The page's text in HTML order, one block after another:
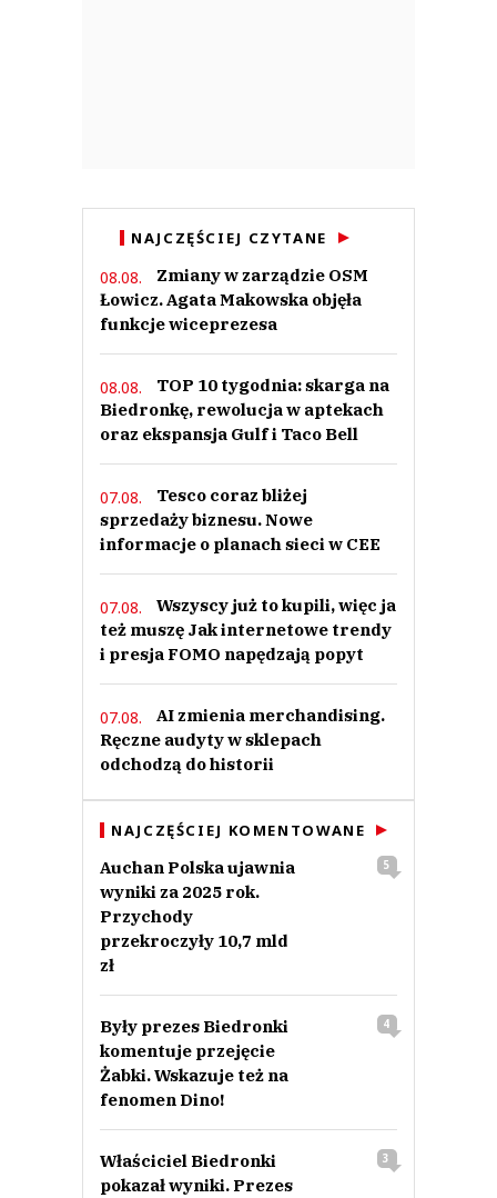
NAJCZĘŚCIEJ CZYTANE
08.08.
Zmiany w zarządzie OSM
Łowicz. Agata Makowska objęła
funkcje wiceprezesa
08.08.
TOP 10 tygodnia: skarga na
Biedronkę, rewolucja w aptekach
oraz ekspansja Gulf i Taco Bell
07.08.
Tesco coraz bliżej
sprzedaży biznesu. Nowe
informacje o planach sieci w CEE
07.08.
Wszyscy już to kupili, więc ja
też muszę Jak internetowe trendy
i presja FOMO napędzają popyt
07.08.
AI zmienia merchandising.
Ręczne audyty w sklepach
odchodzą do historii
NAJCZĘŚCIEJ KOMENTOWANE
Auchan Polska ujawnia
wyniki za 2025 rok.
Przychody
przekroczyły 10,7 mld
zł
5
Były prezes Biedronki
komentuje przejęcie
Żabki. Wskazuje też na
fenomen Dino!
4
Właściciel Biedronki
pokazał wyniki. Prezes
3